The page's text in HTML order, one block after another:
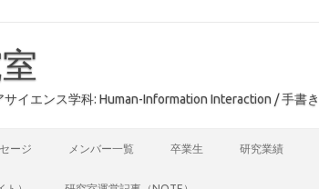
イエンス学科: Human-Information Interaction / 手書
ージ メンバー一覧 卒業生 研究業績